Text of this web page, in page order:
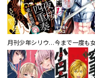
月刊少年シリウス